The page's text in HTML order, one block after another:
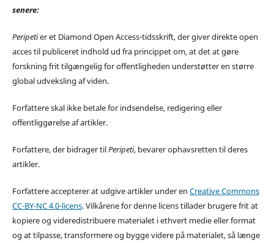
senere:
Peripetier et Diamond Open Access-tidsskrift, der giver direkte open
acces til publiceret indhold ud fra princippet om, at det at gøre
forskning frit tilgængelig for offentligheden understøtter en større
global udveksling af viden.
Forfattere skal ikke betale for indsendelse, redigering eller
offentliggørelse af artikler.
Forfattere, der bidrager tilPeripeti, bevarer ophavsretten til deres
artikler.
Forfattere accepterer at udgive artikler under en Creative Commons
CC-BY-NC 4.0-licens. Vilkårene for denne licens tillader brugere frit at
kopiere og videredistribuere materialet i ethvert medie eller format
og at tilpasse, transformere og bygge videre på materialet, så længe